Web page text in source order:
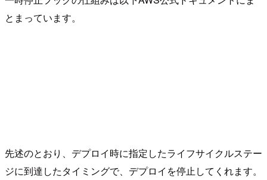
とまっています。
先述のとおり、デプロイ時に指定したライフサイクルステー
ジに到達したタイミングで、デプロイを停止してくれます。